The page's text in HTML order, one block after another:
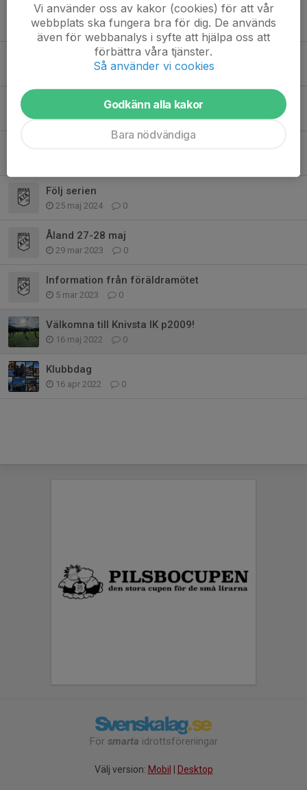
29 nov 2024 0
Tack Jonilma!🙏
29 nov 2024 0
Följ serien
25 maj 2024 0
Åland 27-28 maj
29 mar 2023 0
Information från föräldramötet
5 mar 2023 0
Välkomna till Knivsta IK p2009!
16 maj 2022 0
Klubbdag
16 apr 2022 0
För smarta idrottsföreningar
Välj version: Mobil | Desktop
Vi använder oss av kakor (cookies) för att vår
webbplats ska fungera bra för dig. De används
även för webbanalys i syfte att hjälpa oss att
förbättra våra tjänster.
Så använder vi cookies
Godkänn alla kakor
Bara nödvändiga